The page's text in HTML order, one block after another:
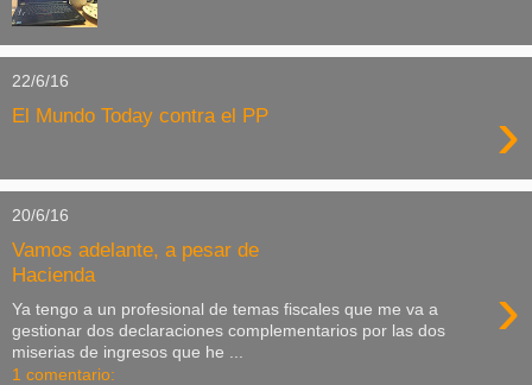
22/6/16
El Mundo Today contra el PP ›
20/6/16
Vamos adelante, a pesar de
Hacienda
›
Ya tengo a un profesional de temas fiscales que me va a
gestionar dos declaraciones complementarios por las dos
miserias de ingresos que he ...
1 comentario: